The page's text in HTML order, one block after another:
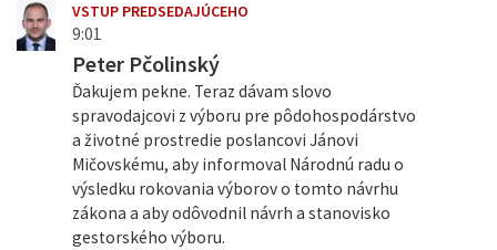
VSTUP PREDSEDAJÚCEHO
9:01
Peter Pčolinský
Ďakujem pekne. Teraz dávam slovo
spravodajcovi z výboru pre pôdohospodárstvo
a životné prostredie poslancovi Jánovi
Mičovskému, aby informoval Národnú radu o
výsledku rokovania výborov o tomto návrhu
zákona a aby odôvodnil návrh a stanovisko
gestorského výboru.